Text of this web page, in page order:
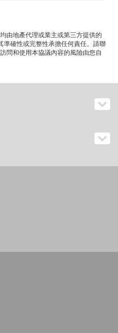
由地產代理或業主或第三方提供的
準確性或完整性承擔任何責任。請聯
問和使用本協議內容的風險由您自